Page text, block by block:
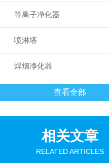
等离子净化器
喷淋塔
焊烟净化器
查看全部
相关文章
RELATED ARTICLES